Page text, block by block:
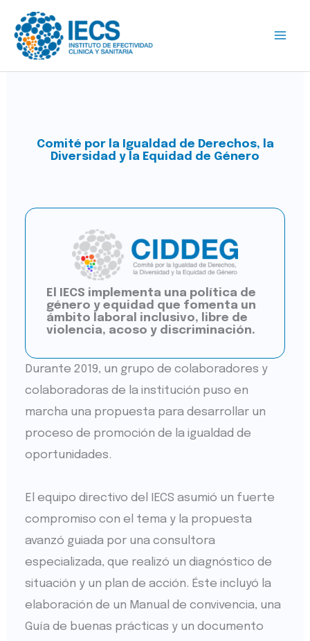
contenido
Comité por la Igualdad de Derechos, la
Diversidad y la Equidad de Género
El IECS implementa una política de
género y equidad que fomenta un
ámbito laboral inclusivo, libre de
violencia, acoso y discriminación.
Durante 2019, un grupo de colaboradores y
colaboradoras de la institución puso en
marcha una propuesta para desarrollar un
proceso de promoción de la igualdad de
oportunidades.
El equipo directivo del IECS asumió un fuerte
compromiso con el tema y la propuesta
avanzó guiada por una consultora
especializada, que realizó un diagnóstico de
situación y un plan de acción. Éste incluyó la
elaboración de un Manual de convivencia, una
Guía de buenas prácticas y un documento